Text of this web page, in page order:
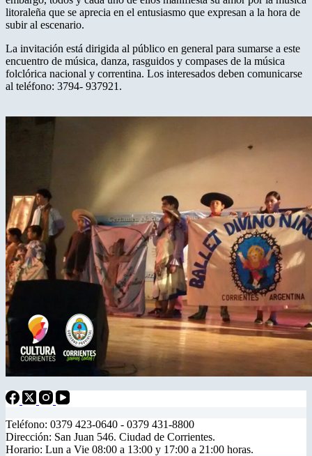
litoraleña que se aprecia en el entusiasmo que expresan a la hora de
subir al escenario.
La invitación está dirigida al público en general para sumarse a este
encuentro de música, danza, rasguidos y compases de la música
folclórica nacional y correntina. Los interesados deben comunicarse
al teléfono: 3794- 937921.
Teléfono: 0379 423-0640 - 0379 431-8800
Dirección: San Juan 546. Ciudad de Corrientes.
Horario: Lun a Vie 08:00 a 13:00 y 17:00 a 21:00 horas.